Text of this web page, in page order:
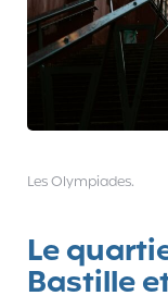
Les Olympiades.
Le
Bastille